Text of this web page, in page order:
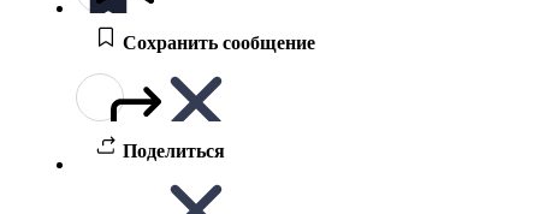
Сохранить сообщение
Поделиться